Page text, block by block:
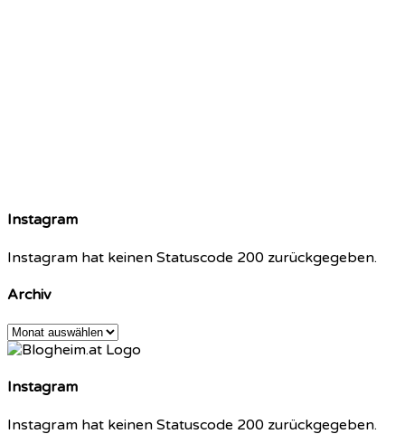
Instagram
Instagram hat keinen Statuscode 200 zurückgegeben.
Archiv
Archiv
Instagram
Instagram hat keinen Statuscode 200 zurückgegeben.